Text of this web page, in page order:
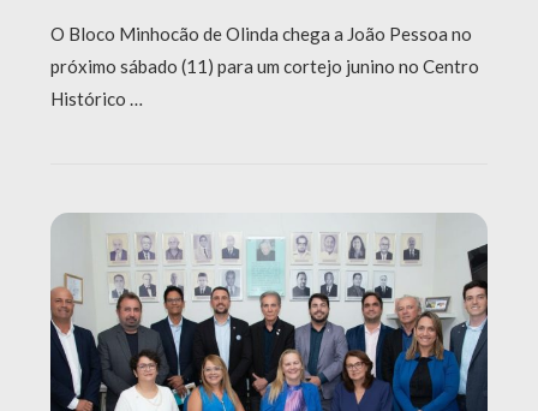
O Bloco Minhocão de Olinda chega a João Pessoa no
próximo sábado (11) para um cortejo junino no Centro
Histórico …